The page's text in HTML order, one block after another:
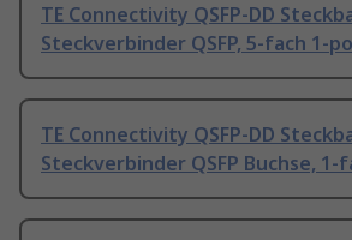
TE Connectivity QSFP-DD
Steckverbinder QSFP, 5-fach 1-
TE Connectivity QSFP-DD
Steckverbinder QSFP Buchse, 1-